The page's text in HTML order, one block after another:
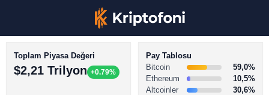
Toplam Piyasa Değeri
$2,21 Trilyon +0.79%
Pay Tablosu
Bitcoin
59,0%
Ethereum
10,5%
Altcoinler
30,6%